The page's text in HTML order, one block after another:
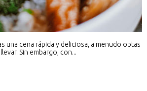
una cena rápida y deliciosa, a menudo optas
Sin embargo, con...